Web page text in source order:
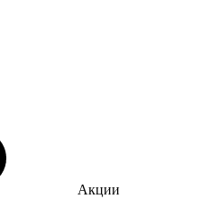
Акции